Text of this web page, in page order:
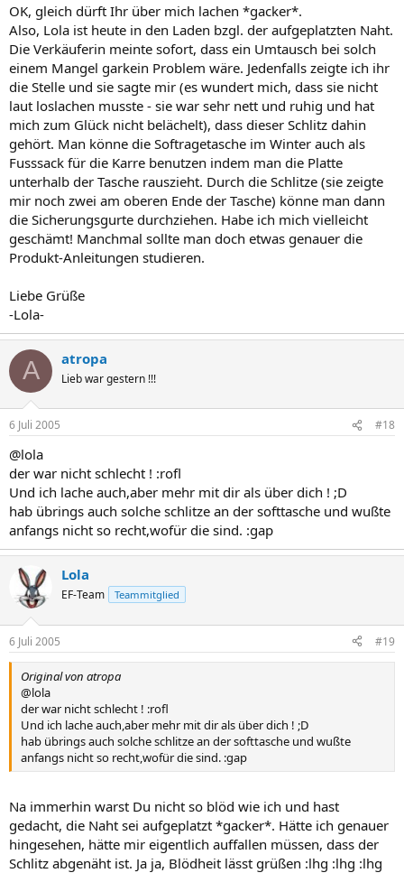
OK, gleich dürft Ihr über mich lachen *gacker*.
Also, Lola ist heute in den Laden bzgl. der aufgeplatzten Naht.
Die Verkäuferin meinte sofort, dass ein Umtausch bei solch
einem Mangel garkein Problem wäre. Jedenfalls zeigte ich ihr
die Stelle und sie sagte mir (es wundert mich, dass sie nicht
laut loslachen musste - sie war sehr nett und ruhig und hat
mich zum Glück nicht belächelt), dass dieser Schlitz dahin
gehört. Man könne die Softragetasche im Winter auch als
Fusssack für die Karre benutzen indem man die Platte
unterhalb der Tasche rauszieht. Durch die Schlitze (sie zeigte
mir noch zwei am oberen Ende der Tasche) könne man dann
die Sicherungsgurte durchziehen. Habe ich mich vielleicht
geschämt! Manchmal sollte man doch etwas genauer die
Produkt-Anleitungen studieren.
Liebe Grüße
-Lola-
A atropa
Lieb war gestern !!!
6 Juli 2005 #18
@lola
der war nicht schlecht ! :rofl
Und ich lache auch,aber mehr mit dir als über dich ! ;D
hab übrings auch solche schlitze an der softtasche und wußte
anfangs nicht so recht,wofür die sind. :gap
Lola
EF-Team Teammitglied
6 Juli 2005 #19
Original von atropa
@lola
der war nicht schlecht ! :rofl
Und ich lache auch,aber mehr mit dir als über dich ! ;D
hab übrings auch solche schlitze an der softtasche und wußte
anfangs nicht so recht,wofür die sind. :gap
Na immerhin warst Du nicht so blöd wie ich und hast
gedacht, die Naht sei aufgeplatzt *gacker*. Hätte ich genauer
hingesehen, hätte mir eigentlich auffallen müssen, dass der
Schlitz abgenäht ist. Ja ja, Blödheit lässt grüßen :lhg :lhg :lhg